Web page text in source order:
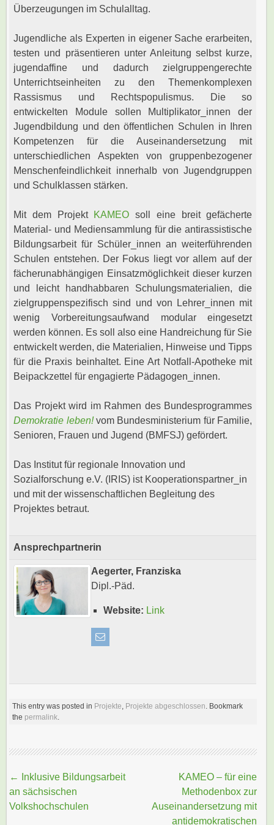
Überzeugungen im Schulalltag.
Jugendliche als Experten in eigener Sache erarbeiten,
testen und präsentieren unter Anleitung selbst kurze,
jugendaffine und dadurch zielgruppengerechte
Unterrichtseinheiten zu den Themenkomplexen
Rassismus und Rechtspopulismus. Die so
entwickelten Module sollen Multiplikator_innen der
Jugendbildung und den öffentlichen Schulen in Ihren
Kompetenzen für die Auseinandersetzung mit
unterschiedlichen Aspekten von gruppenbezogener
Menschenfeindlichkeit innerhalb von Jugendgruppen
und Schulklassen stärken.
Mit dem Projekt KAMEO soll eine breit gefächerte
Material- und Mediensammlung für die antirassistische
Bildungsarbeit für Schüler_innen an weiterführenden
Schulen entstehen. Der Fokus liegt vor allem auf der
fächerunabhängigen Einsatzmöglichkeit dieser kurzen
und leicht handhabbaren Schulungsmaterialien, die
zielgruppenspezifisch sind und von Lehrer_innen mit
wenig Vorbereitungsaufwand modular eingesetzt
werden können. Es soll also eine Handreichung für Sie
entwickelt werden, die Materialien, Hinweise und Tipps
für die Praxis beinhaltet. Eine Art Notfall-Apotheke mit
Beipackzettel für engagierte Pädagogen_innen.
Das Projekt wird im Rahmen des Bundesprogrammes
Demokratie leben!vom Bundesministerium für Familie,
Senioren, Frauen und Jugend (BMFSJ) gefördert.
Das Institut für regionale Innovation und
Sozialforschung e.V. (IRIS) ist Kooperationspartner_in
und mit der wissenschaftlichen Begleitung des
Projektes betraut.
Ansprechpartnerin
Aegerter, Franziska
Dipl.-Päd.
Website: Link
This entry was posted in Projekte Projekte abgeschlossen . Bookmark
the permalink
Beitragsnavigation
←
Inklusive Bildungsarbeit
an sächsischen
Volkshochschulen
KAMEO – für eine
Methodenbox zur
Auseinandersetzung mit
antidemokratischen